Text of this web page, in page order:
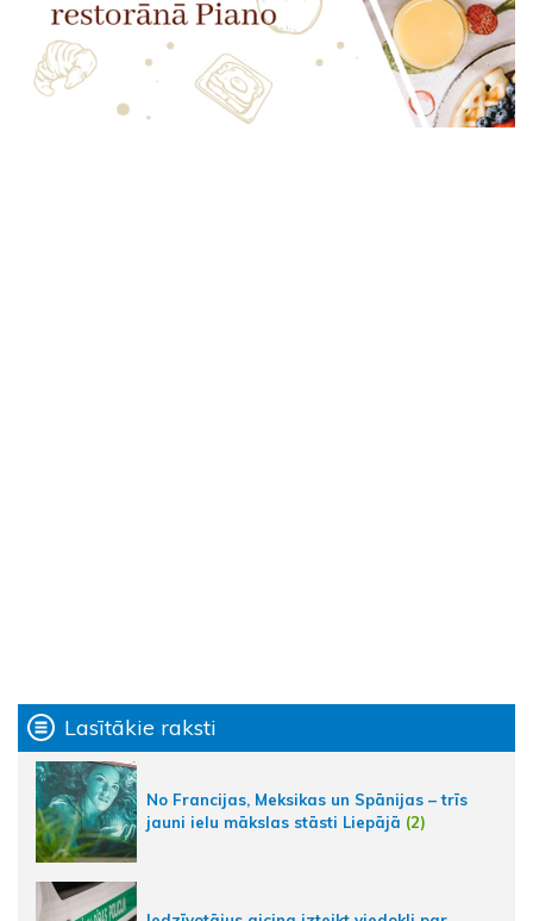
Lasītākie raksti
No Francijas, Meksikas un Spānijas – trīs
jauni ielu mākslas stāsti Liepājā (2)